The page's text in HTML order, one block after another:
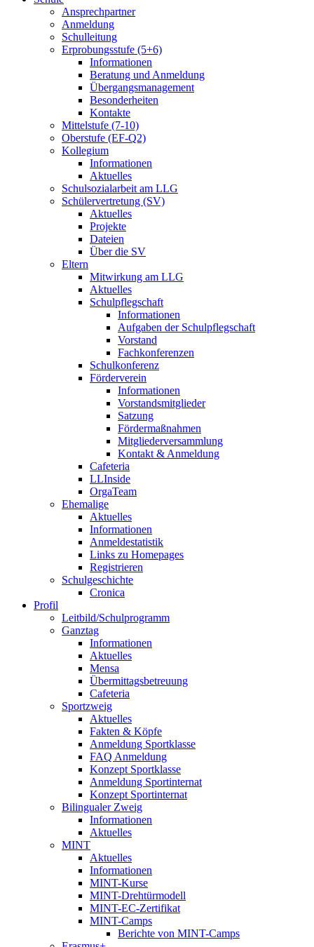
Ansprechpartner
Anmeldung
Schulleitung
Erprobungsstufe (5+6)
Informationen
Beratung und Anmeldung
Übergangsmanagement
Besonderheiten
Kontakte
Mittelstufe (7-10)
Oberstufe (EF-Q2)
Kollegium
Informationen
Aktuelles
Schulsozialarbeit am LLG
Schülervertretung (SV)
Aktuelles
Projekte
Dateien
Über die SV
Eltern
Mitwirkung am LLG
Aktuelles
Schulpflegschaft
Informationen
Aufgaben der Schulpflegschaft
Vorstand
Fachkonferenzen
Schulkonferenz
Förderverein
Informationen
Vorstandsmitglieder
Satzung
Fördermaßnahmen
Mitgliederversammlung
Kontakt & Anmeldung
Cafeteria
LLInside
OrgaTeam
Ehemalige
Aktuelles
Informationen
Anmeldestatistik
Links zu Homepages
Registrieren
Schulgeschichte
Cronica
Profil
Leitbild/Schulprogramm
Ganztag
Informationen
Aktuelles
Mensa
Übermittagsbetreuung
Cafeteria
Sportzweig
Aktuelles
Fakten & Köpfe
Anmeldung Sportklasse
FAQ Anmeldung
Konzept Sportklasse
Anmeldung Sportinternat
Konzept Sportinternat
Bilingualer Zweig
Informationen
Aktuelles
MINT
Aktuelles
Informationen
MINT-Kurse
MINT-Drehtürmodell
MINT-EC-Zertifikat
MINT-Camps
Berichte von MINT-Camps